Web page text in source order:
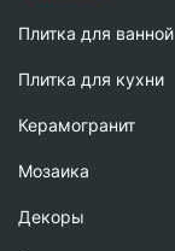
Плитка для ванной
Плитка для кухни
Керамогранит
Мозаика
Декоры